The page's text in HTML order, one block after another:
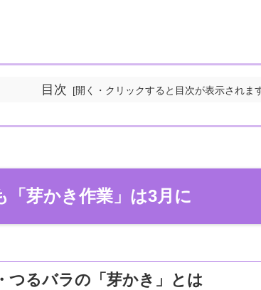
目次
「芽かき作業」は3月に
つるバラの「芽かき」とは